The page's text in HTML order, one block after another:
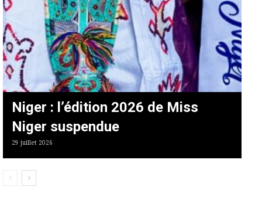
Niger : l’édition 2026 de Miss
Niger suspendue
29 juillet 2026